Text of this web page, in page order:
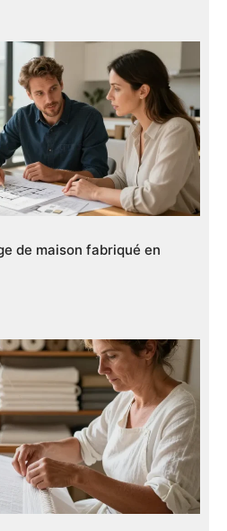
de maison fabriqué en